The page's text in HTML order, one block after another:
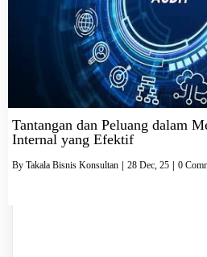
Tantangan dan Peluang dalam
Internal yang Efektif
By Takala Bisnis Konsultan 28 Dec, 25 0